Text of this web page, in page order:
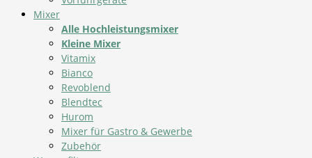
Mixer
Alle Hochleistungsmixer
Kleine Mixer
Vitamix
Bianco
Revoblend
Blendtec
Hurom
Mixer für Gastro & Gewerbe
Zubehör